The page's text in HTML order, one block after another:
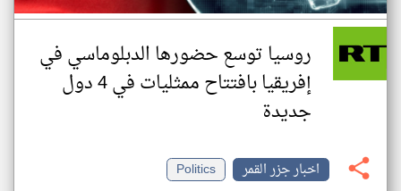
روسيا توسع حضورها الدبلوماسي في
إفريقيا بافتتاح ممثليات في 4 دول
جديدة
اخبار جزر القمر
Politics